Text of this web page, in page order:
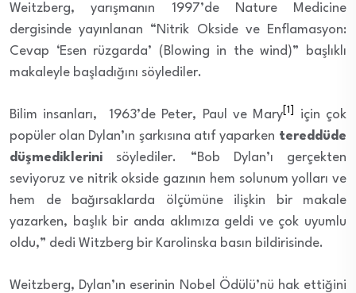
Weitzberg, yarışmanın 1997’de Nature Medicine
dergisinde yayınlanan “Nitrik Okside ve Enflamasyon:
Cevap ‘Esen rüzgarda’ (Blowing in the wind)” başlıklı
makaleyle başladığını söylediler.
Bilim insanları, 1963’de Peter, Paul ve Mary [1]
için çok
popüler olan Dylan’ın şarkısına atıf yaparken tereddüde
düşmediklerini söylediler. “Bob Dylan’ı gerçekten
seviyoruz ve nitrik okside gazının hem solunum yolları ve
hem de bağırsaklarda ölçümüne ilişkin bir makale
yazarken, başlık bir anda aklımıza geldi ve çok uyumlu
oldu,” dedi Witzberg bir Karolinska basın bildirisinde.
Weitzberg, Dylan’ın eserinin Nobel Ödülü’nü hak ettiğini